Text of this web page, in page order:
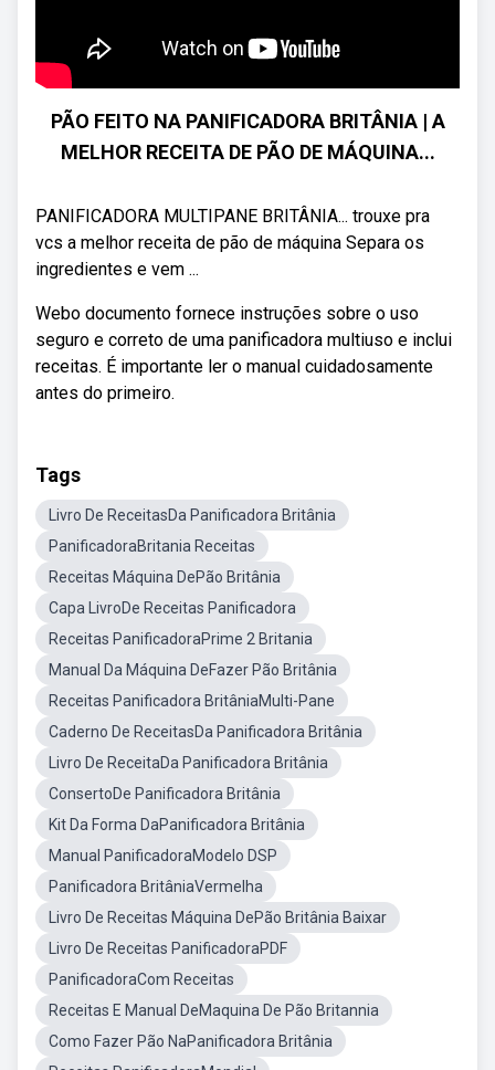
PÃO FEITO NA PANIFICADORA BRITÂNIA | A
MELHOR RECEITA DE PÃO DE MÁQUINA...
PANIFICADORA MULTIPANE BRITÂNIA... trouxe pra
vcs a melhor receita de pão de máquina Separa os
ingredientes e vem ...
Webo documento fornece instruções sobre o uso
seguro e correto de uma panificadora multiuso e inclui
receitas. É importante ler o manual cuidadosamente
antes do primeiro.
Tags
Livro De ReceitasDa Panificadora Britânia
PanificadoraBritania Receitas
Receitas Máquina DePão Britânia
Capa LivroDe Receitas Panificadora
Receitas PanificadoraPrime 2 Britania
Manual Da Máquina DeFazer Pão Britânia
Receitas Panificadora BritâniaMulti-Pane
Caderno De ReceitasDa Panificadora Britânia
Livro De ReceitaDa Panificadora Britânia
ConsertoDe Panificadora Britânia
Kit Da Forma DaPanificadora Britânia
Manual PanificadoraModelo DSP
Panificadora BritâniaVermelha
Livro De Receitas Máquina DePão Britânia Baixar
Livro De Receitas PanificadoraPDF
PanificadoraCom Receitas
Receitas E Manual DeMaquina De Pão Britannia
Como Fazer Pão NaPanificadora Britânia